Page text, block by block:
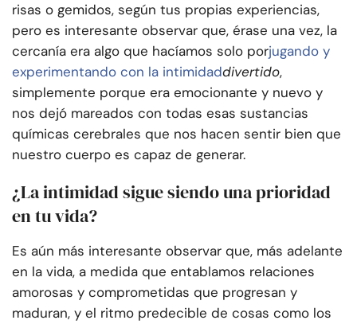
risas o gemidos, según tus propias experiencias,
pero es interesante observar que, érase una vez, la
cercanía era algo que hacíamos solo porjugando y
experimentando con la intimidaddivertido,
simplemente porque era emocionante y nuevo y
nos dejó mareados con todas esas sustancias
químicas cerebrales que nos hacen sentir bien que
nuestro cuerpo es capaz de generar.
¿La intimidad sigue siendo una prioridad
en tu vida?
Es aún más interesante observar que, más adelante
en la vida, a medida que entablamos relaciones
amorosas y comprometidas que progresan y
maduran, y el ritmo predecible de cosas como los